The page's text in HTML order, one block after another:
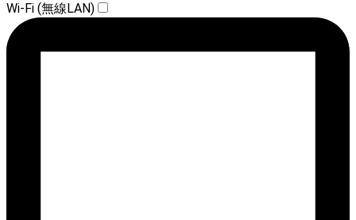
Wi-Fi (無線LAN)